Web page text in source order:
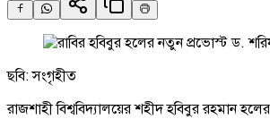
ছবি: সংগৃহীত
রাজশাহী বিশ্ববিদ্যালয়ের শহীদ হবিবুর রহমান